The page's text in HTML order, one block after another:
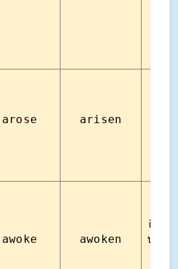
arose arisen
awoke awoken
ตื่นขึ้
ปลุกใ